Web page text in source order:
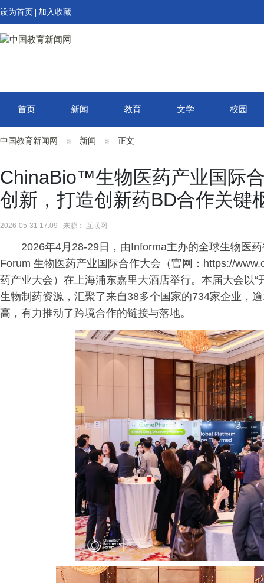
设为首页 加入收藏
首页 新闻 教育 文学 校园
中国教育新闻网 新闻 正文
ChinaBio™生物医药产业国际
创新，打造创新药BD合作关键
2026-05-31 17:09 来源： 互联网
2026年4月28-29日，由Informa主办的全球生物医
Forum 生物医药产业国际合作大会（官网：https://
药产业大会）在上海浦东嘉里大酒店举行。本届大会以
生物制药资源，汇聚了来自38多个国家的734家企业，
高，有力推动了跨境合作的链接与落地。